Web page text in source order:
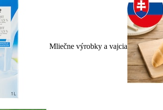
Mliečne výrobky a vajcia